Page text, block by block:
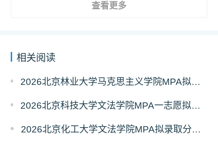
查看更多
相关阅读
2026北京林业大学马克思主义学院MPA拟录取分析解读
2026北京科技大学文法学院MPA一志愿拟录取分析解读
2026北京化工大学文法学院MPA拟录取分析解读